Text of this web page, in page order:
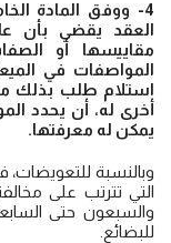
4- ووفق المادة
العقد يقضي بأن
مقاييسها أو
المواصفات في
استلام طلب بذلك من
أخرى له، أن يحدد
يمكن له معرفتها.
وبالنسبة للتعويضات،
التي تترتب على
والسبعون حتى
للبضائع.